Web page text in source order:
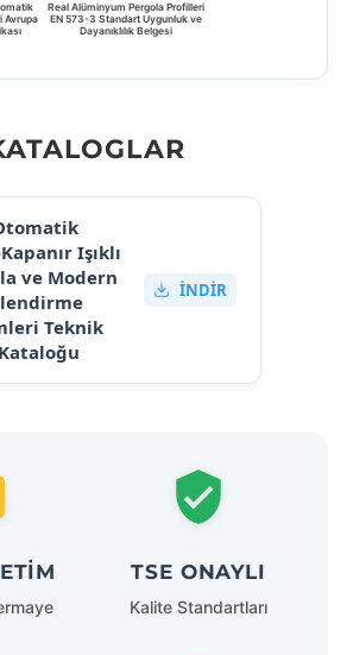
Avrupa
Real Alüminyum Pergola Profilleri
EN 573-3 Standart Uygunluk ve
Dayanıklılık Belgesi
Işıklı
ve Modern
Teknik
İNDIR
TSE ONAYLI
Kalite Standartları